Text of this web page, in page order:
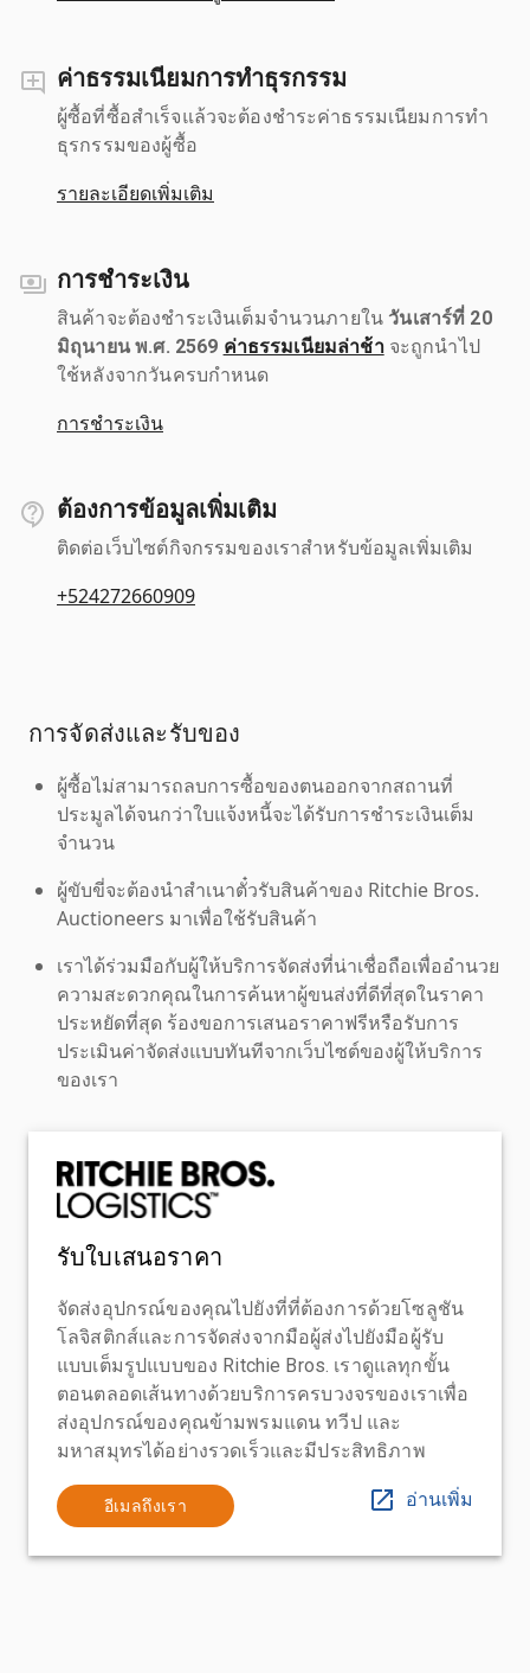
ค่าธรรมเนียมการทำธุรกรรม
ผู้ซื้อที่ซื้อสำเร็จแล้วจะต้องชำระค่าธรรมเนียมการทำ
ธุรกรรมของผู้ซื้อ
รายละเอียดเพิ่มเติม
การชำระเงิน
สินค้าจะต้องชำระเงินเต็มจำนวนภายใน วันเสาร์ที่ 20
มิถุนายน พ.ศ. 2569 ค่าธรรมเนียมล่าช้าจะถูกนำไป
ใช้หลังจากวันครบกำหนด
การชำระเงิน
ต้องการข้อมูลเพิ่มเติม
ติดต่อเว็บไซต์กิจกรรมของเราสำหรับข้อมูลเพิ่มเติม
+524272660909
การจัดส่งและรับของ
ผู้ซื้อไม่สามารถลบการซื้อของตนออกจากสถานที่
ประมูลได้จนกว่าใบแจ้งหนี้จะได้รับการชำระเงินเต็ม
จำนวน
ผู้ขับขี่จะต้องนำสำเนาตั๋วรับสินค้าของ Ritchie Bros.
Auctioneers มาเพื่อใช้รับสินค้า
เราได้ร่วมมือกับผู้ให้บริการจัดส่งที่น่าเชื่อถือเพื่ออำนวย
ความสะดวกคุณในการค้นหาผู้ขนส่งที่ดีที่สุดในราคา
ประหยัดที่สุด ร้องขอการเสนอราคาฟรีหรือรับการ
ประเมินค่าจัดส่งแบบทันทีจากเว็บไซต์ของผู้ให้บริการ
ของเรา
รับใบเสนอราคา
จัดส่งอุปกรณ์ของคุณไปยังที่ที่ต้องการด้วยโซลูชัน
โลจิสติกส์และการจัดส่งจากมือผู้ส่งไปยังมือผู้รับ
แบบเต็มรูปแบบของ Ritchie Bros. เราดูแลทุกขั้น
ตอนตลอดเส้นทางด้วยบริการครบวงจรของเราเพื่อ
ส่งอุปกรณ์ของคุณข้ามพรมแดน ทวีป และ
มหาสมุทรได้อย่างรวดเร็วและมีประสิทธิภาพ
อีเมลถึงเรา อ่านเพิ่ม